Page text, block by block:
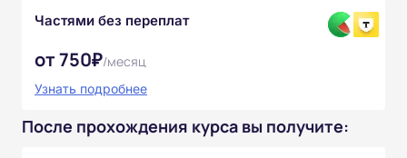
Частями без переплат
от 750₽/месяц
Узнать подробнее
После прохождения курса вы получите: